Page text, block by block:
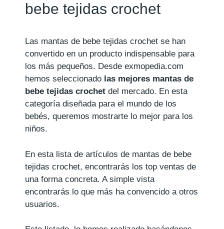
bebe tejidas crochet
Las mantas de bebe tejidas crochet se han
convertido en un producto indispensable para
los más pequeños. Desde exmopedia.com
hemos seleccionado las mejores mantas de
bebe tejidas crochet del mercado. En esta
categoría diseñada para el mundo de los
bebés, queremos mostrarte lo mejor para los
niños.
En esta lista de artículos de mantas de bebe
tejidas crochet, encontrarás los top ventas de
una forma concreta. A simple vista
encontrarás lo que más ha convencido a otros
usuarios.